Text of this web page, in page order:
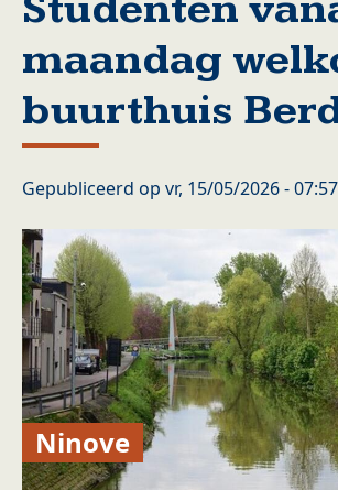
maandag
buurthuis
Gepubliceerd op vr, 15/05/2026 - 07:57
Ninove